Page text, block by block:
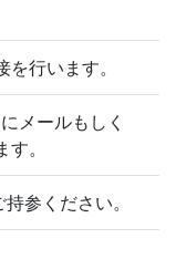
行います。
メールもしく
。
参ください。